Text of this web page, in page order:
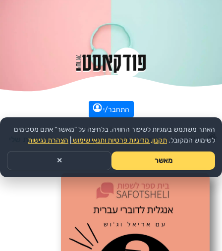
התחבר/י
עמוד הבית >>חינוך >> למידת שפה >>הפודקאסט: שפות שלי
האתר משתמש בעוגיות לשיפור החוויה. בלחיצה על "מאשר" אתם מסכימים
לשימוש המקובל. תקנון, מדיניות פרטיות ותנאי שימוש הצהרת נגישות
מאשר ✕